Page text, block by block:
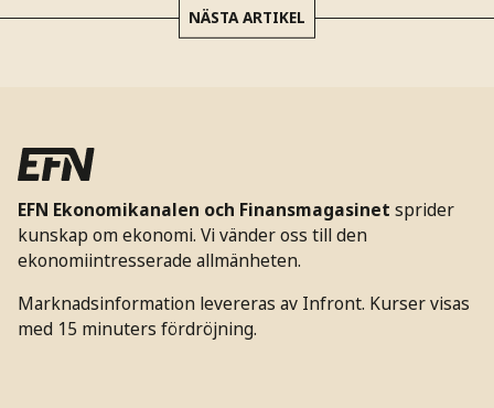
NÄSTA ARTIKEL
EFN Ekonomikanalen och Finansmagasinet sprider
kunskap om ekonomi. Vi vänder oss till den
ekonomiintresserade allmänheten.
Marknadsinformation levereras av Infront. Kurser visas
med 15 minuters fördröjning.